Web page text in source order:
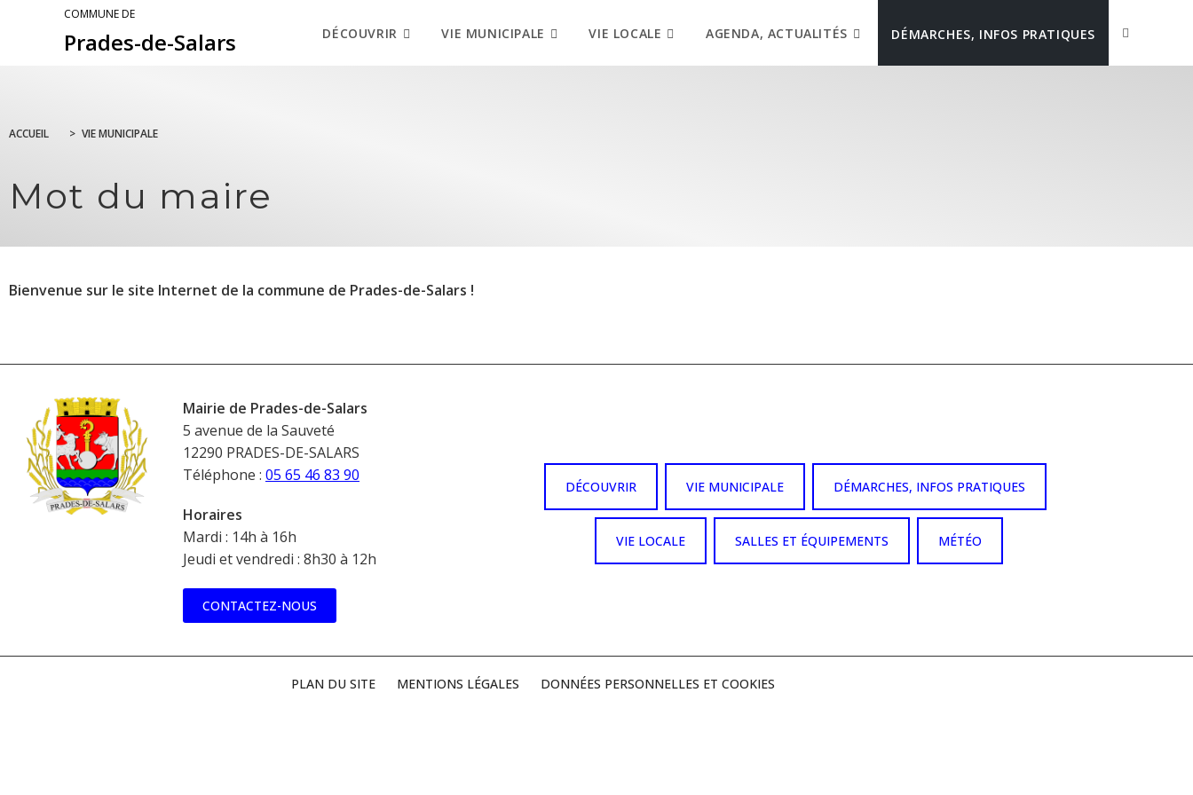
COMMUNE DE
Prades-de-Salars DÉCOUVRIR VIE MUNICIPALE VIE LOCALE AGENDA, ACTUALITÉS DÉMARCHES, INFOS PRATIQUES
ACCUEIL > VIE MUNICIPALE
Mot du maire
Bienvenue sur le site Internet de la commune de Prades-de-Salars !
Mairie de Prades-de-Salars
5 avenue de la Sauveté
12290 PRADES-DE-SALARS
Téléphone : 05 65 46 83 90
Horaires
Mardi : 14h à 16h
Jeudi et vendredi : 8h30 à 12h
CONTACTEZ-NOUS
DÉCOUVRIR VIE MUNICIPALE DÉMARCHES, INFOS PRATIQUES
VIE LOCALE SALLES ET ÉQUIPEMENTS MÉTÉO
PLAN DU SITE MENTIONS LÉGALES DONNÉES PERSONNELLES ET COOKIES